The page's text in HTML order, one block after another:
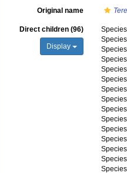
Original name
Direct children (96)
Display
Species
Species
Species
Species
Species
Species
Species
Species
Species
Species
Species
Species
Species
Species
Species